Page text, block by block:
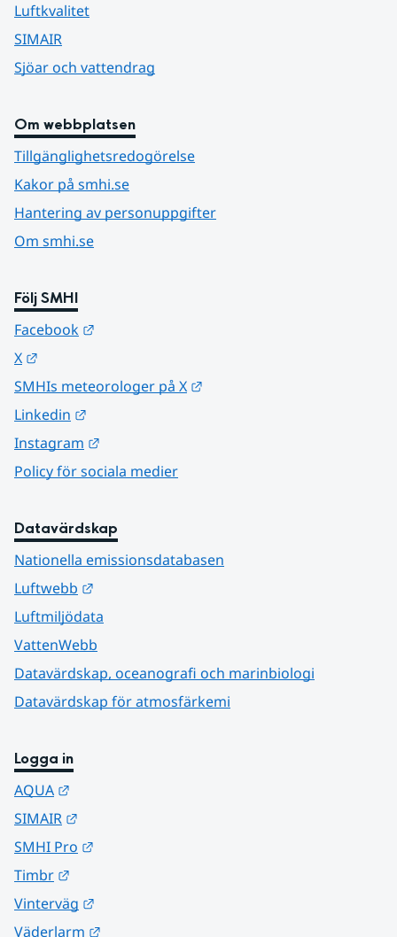
Luftkvalitet
SIMAIR
Sjöar och vattendrag
Om webbplatsen
Tillgänglighetsredogörelse
Kakor på smhi.se
Hantering av personuppgifter
Om smhi.se
Följ SMHI
Facebook
X
SMHIs meteorologer på X
Linkedin
Instagram
Policy för sociala medier
Datavärdskap
Nationella emissionsdatabasen
Luftwebb
Luftmiljödata
VattenWebb
Datavärdskap, oceanografi och marinbiologi
Datavärdskap för atmosfärkemi
Logga in
AQUA
SIMAIR
SMHI Pro
Timbr
Vinterväg
Väderlarm